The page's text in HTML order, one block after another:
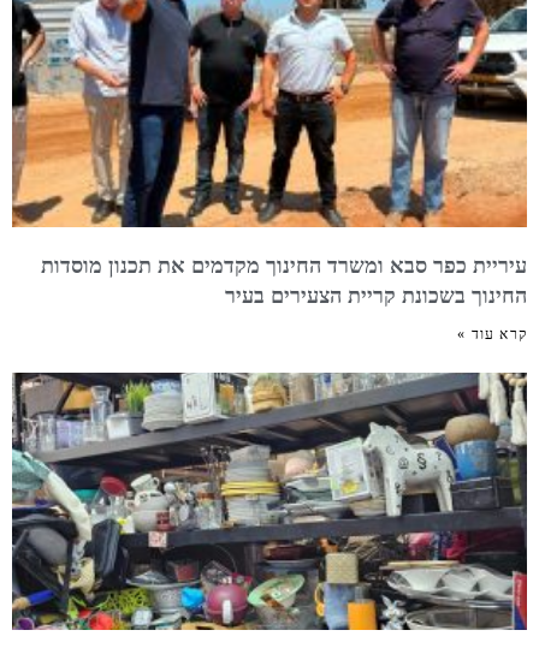
עיריית כפר סבא ומשרד החינוך מקדמים את תכנון מוסדות
החינוך בשכונת קריית הצעירים בעיר
קרא עוד »